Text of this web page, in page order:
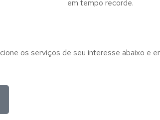
em tempo recorde.
os serviços de seu interesse abaixo e